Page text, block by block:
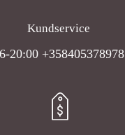
Kundservice
20:00 +358405378978